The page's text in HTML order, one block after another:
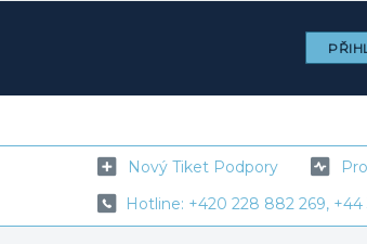
Nový Tiket Podpory
Hotline: +420 228 882 269, +44